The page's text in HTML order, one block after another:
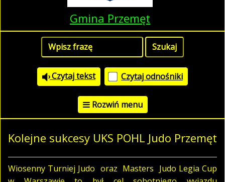
Gmina Przemęt
Czytaj tekst Czytaj odnośniki
Rozwiń menu
Kolejne sukcesy UKS POHL Judo Przemęt
Wiosenny Turniej Judo oraz Masters Judo Legia Cup